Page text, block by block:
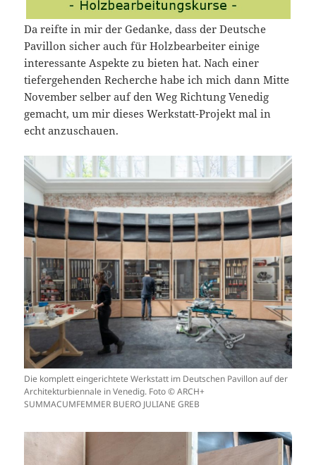
Da reifte in mir der Gedanke, dass der Deutsche
Pavillon sicher auch für Holzbearbeiter einige
interessante Aspekte zu bieten hat. Nach einer
tiefergehenden Recherche habe ich mich dann Mitte
November selber auf den Weg Richtung Venedig
gemacht, um mir dieses Werkstatt-Projekt mal in
echt anzuschauen.
Die komplett eingerichtete Werkstatt im Deutschen Pavillon auf der
Architekturbiennale in Venedig. Foto © ARCH+
SUMMACUMFEMMER BUERO JULIANE GREB